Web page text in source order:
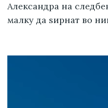
Александра на
малку да ѕирнат во